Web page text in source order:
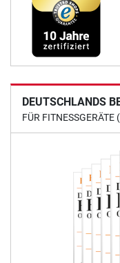
DEUTSCHLANDS
FÜR